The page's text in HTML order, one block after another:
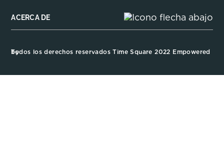
ACERCA DE
Todos los derechos reservados Time Square 2022 Empowered by